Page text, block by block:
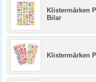
Klistermärken
Bilar
Klistermärken